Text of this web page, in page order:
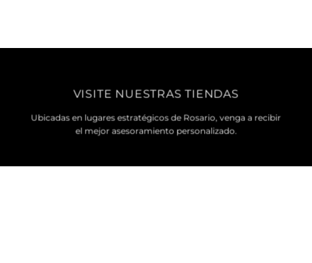
VISITE NUESTRAS TIENDAS
Ubicadas en lugares estratégicos de Rosario, venga a recibir
el mejor asesoramiento personalizado.